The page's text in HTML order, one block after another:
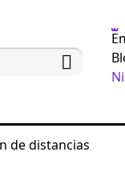
de distancias
el